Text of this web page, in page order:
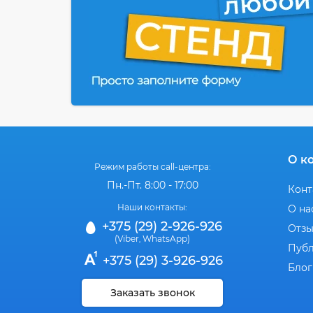
Режим работы call-центра:
Пн.-Пт. 8:00 - 17:00
Наши контакты:
+375 (29) 2-926-926
(Viber, WhatsApp)
+375 (29) 3-926-926
Заказать звонок
О
О
Блог